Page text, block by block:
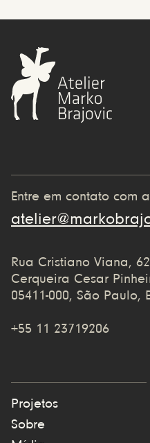
Entre em contato com
Rua Cristiano Viana,
Cerqueira Cesar
05411-000, São Paulo,
+55 11 23719206
Projetos
Sobre